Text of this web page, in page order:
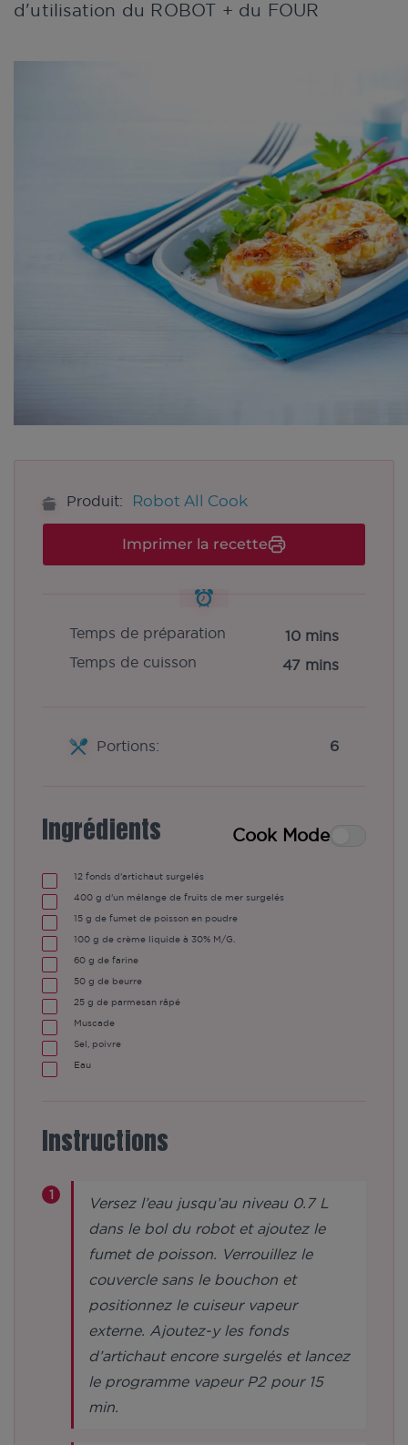
d'utilisation du ROBOT + du FOUR
Produit: Robot All Cook
Imprimer la recette
Temps de préparation
10 mins
Temps de cuisson
47 mins
Portions: 6
Ingrédients Cook Mode
12 fonds d'artichaut surgelés
400 g d'un mélange de fruits de mer surgelés
15 g de fumet de poisson en poudre
100 g de crème liquide à 30% M/G.
60 g de farine
50 g de beurre
25 g de parmesan râpé
Muscade
Sel, poivre
Eau
Instructions
Versez l’eau jusqu’au niveau 0.7 L
dans le bol du robot et ajoutez le
fumet de poisson. Verrouillez le
couvercle sans le bouchon et
positionnez le cuiseur vapeur
externe. Ajoutez-y les fonds
d’artichaut encore surgelés et lancez
le programme vapeur P2 pour 15
min.